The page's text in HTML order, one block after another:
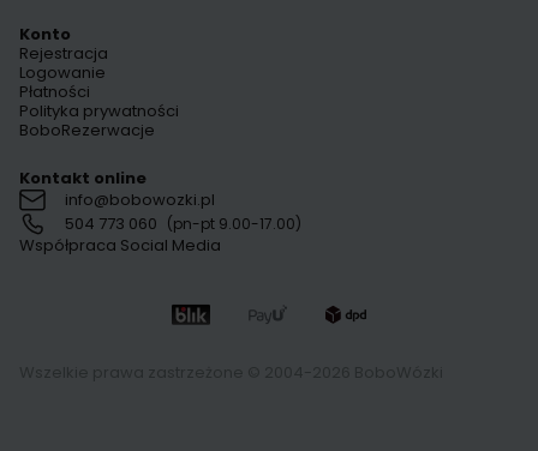
Konto
Rejestracja
Logowanie
Płatności
Polityka prywatności
BoboRezerwacje
Kontakt online
info@bobowozki.pl
504 773 060 (pn-pt 9.00-17.00)
Współpraca Social Media